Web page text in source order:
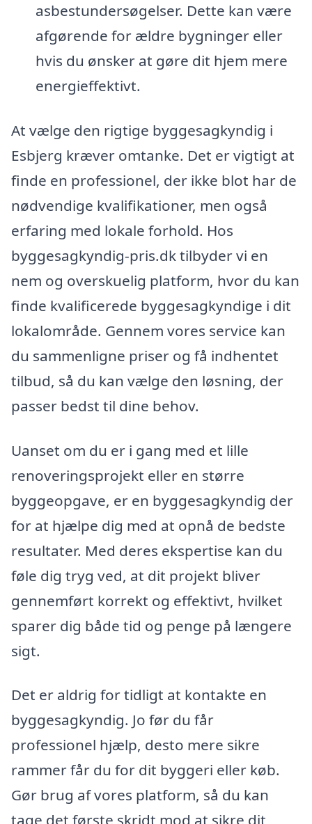
asbestundersøgelser. Dette kan være
afgørende for ældre bygninger eller
hvis du ønsker at gøre dit hjem mere
energieffektivt.
At vælge den rigtige byggesagkyndig i
Esbjerg kræver omtanke. Det er vigtigt at
finde en professionel, der ikke blot har de
nødvendige kvalifikationer, men også
erfaring med lokale forhold. Hos
byggesagkyndig-pris.dk tilbyder vi en
nem og overskuelig platform, hvor du kan
finde kvalificerede byggesagkyndige i dit
lokalområde. Gennem vores service kan
du sammenligne priser og få indhentet
tilbud, så du kan vælge den løsning, der
passer bedst til dine behov.
Uanset om du er i gang med et lille
renoveringsprojekt eller en større
byggeopgave, er en byggesagkyndig der
for at hjælpe dig med at opnå de bedste
resultater. Med deres ekspertise kan du
føle dig tryg ved, at dit projekt bliver
gennemført korrekt og effektivt, hvilket
sparer dig både tid og penge på længere
sigt.
Det er aldrig for tidligt at kontakte en
byggesagkyndig. Jo før du får
professionel hjælp, desto mere sikre
rammer får du for dit byggeri eller køb.
Gør brug af vores platform, så du kan